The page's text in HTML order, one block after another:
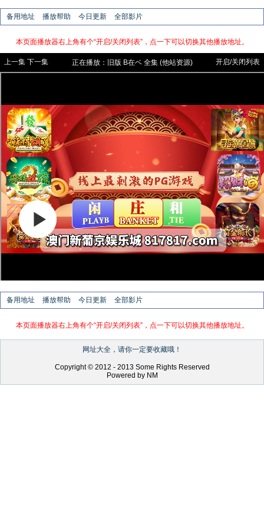
备用地址 播放帮助 今日更新 全部影片
本页面播放器右上角有个“开启/关闭列表”，点一下可以切换其他播放地址。
上一集 下一集 正在播放： 旧版 B在ベ 全集 (他站资源)
开启/关闭列表
备用地址 播放帮助 今日更新 全部影片
本页面播放器右上角有个“开启/关闭列表”，点一下可以切换其他播放地址。
网址大全，请你一定要收藏哦！
Copyright © 2012 - 2013 Some Rights Reserved
Powered by NM